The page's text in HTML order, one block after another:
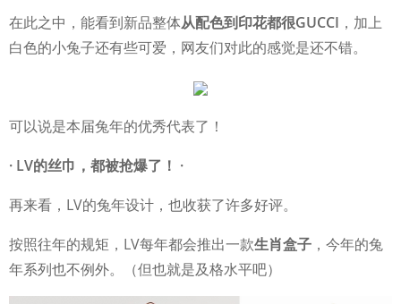
在此之中，能看到新品整体从配色到印花都很GUCCI ，加上
白色的小兔子还有些可爱，网友们对此的感觉是还不错。
可以说是本届兔年的优秀代表了！
· LV的丝巾，都被抢爆了！ ·
再来看，LV的兔年设计，也收获了许多好评。
按照往年的规矩，LV每年都会推出一款生肖盒子 ，今年的兔
年系列也不例外。（但也就是及格水平吧）